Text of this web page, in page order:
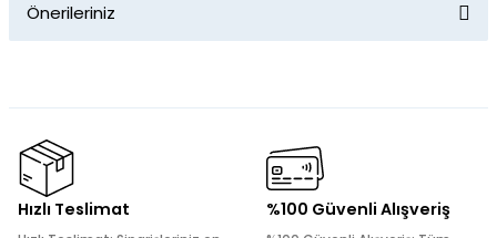
Önerileriniz
kullanarak tarafımıza iletebilirsiniz.
Görüş ve önerileriniz için teşekkür ederiz.
Ürün resmi kalitesiz, bozuk veya görüntülenemiyor.
Hızlı Teslimat %100 Güvenli Alışveriş